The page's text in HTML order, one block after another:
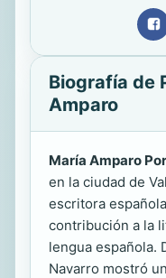
Biografía de
Amparo
María Amparo
en la ciudad de
escritora
contribución a la
lengua española.
Navarro mostró